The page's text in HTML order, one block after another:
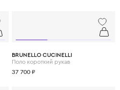
BRUNELLO CUCINELLI
Поло короткий рукав
37 700 ₽